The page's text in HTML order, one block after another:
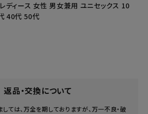
ディース 女性 男女兼用 ユニセックス 10
40代 50代
返品・交換について
ては、万全を期しておりますが、万一不良・破